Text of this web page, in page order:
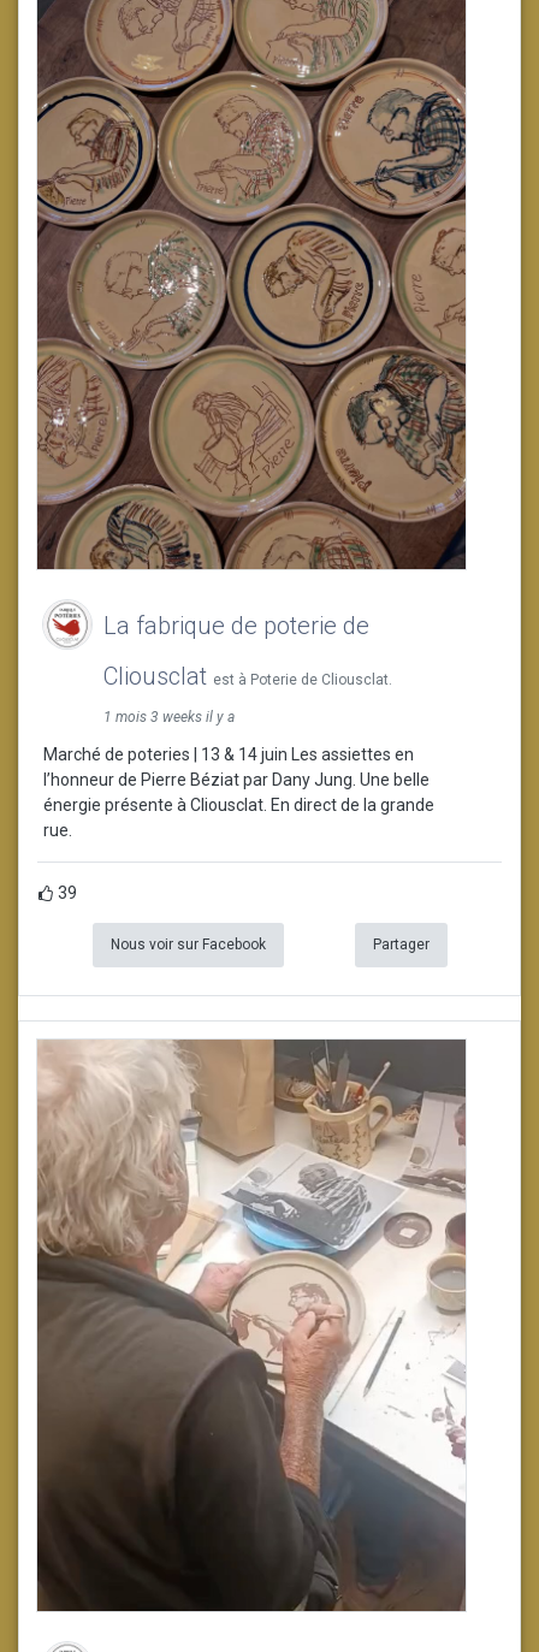
La fabrique de poterie de
Cliousclat est à Poterie de Cliousclat.
1 mois 3 weeks il y a
Marché de poteries | 13 & 14 juin Les assiettes en
l’honneur de Pierre Béziat par Dany Jung. Une belle
énergie présente à Cliousclat. En direct de la grande
rue.
39
Nous voir sur Facebook Partager